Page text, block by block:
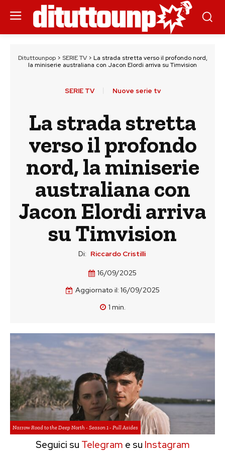
Dituttounpop> SERIE TV> La strada stretta verso il profondo nord,
la miniserie australiana con Jacon Elordi arriva su Timvision
SERIE TV Nuove serie tv
La strada stretta
verso il profondo
nord, la miniserie
australiana con
Jacon Elordi arriva
su Timvision
Di: Riccardo Cristilli
16/09/2025
Aggiornato il: 16/09/2025
1 min.
Narrow Road to the Deep North - Season 1 - Pull Asides
Seguici su Telegram e su Instagram